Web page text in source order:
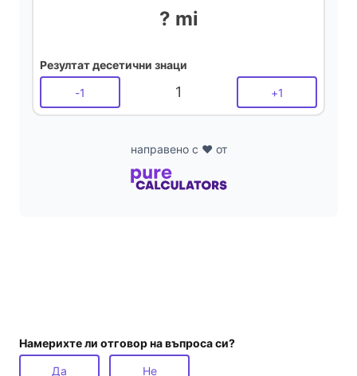
? mi
Резултат десетични знаци
-1 1 +1
направено с ❤️ от
Намерихте ли отговор на въпроса си?
Да Не